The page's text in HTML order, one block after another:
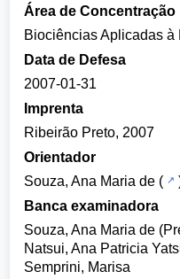
Área de Concentração
Biociências Aplicadas à
Data de Defesa
2007-01-31
Imprenta
Ribeirão Preto, 2007
Orientador
Souza, Ana Maria de (
Banca examinadora
Souza, Ana Maria de
Natsui, Ana Patricia
Semprini, Marisa